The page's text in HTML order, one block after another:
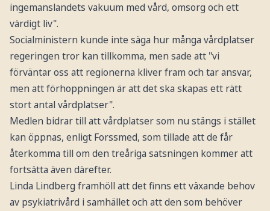
ingemanslandets vakuum med vård, omsorg och ett
värdigt liv".
Socialministern kunde inte säga hur många vårdplatser
regeringen tror kan tillkomma, men sade att "vi
förväntar oss att regionerna kliver fram och tar ansvar,
men att förhoppningen är att det ska skapas ett rätt
stort antal vårdplatser".
Medlen bidrar till att vårdplatser som nu stängs i stället
kan öppnas, enligt Forssmed, som tillade att de får
återkomma till om den treåriga satsningen kommer att
fortsätta även därefter.
Linda Lindberg framhöll att det finns ett växande behov
av psykiatrivård i samhället och att den som behöver